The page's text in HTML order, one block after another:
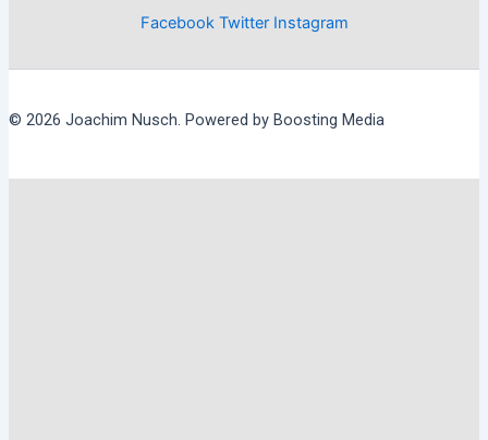
Facebook Twitter Instagram
© 2026 Joachim Nusch. Powered by Boosting Media